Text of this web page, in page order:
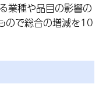
業種や品目の影響の
ので総合の増減を10